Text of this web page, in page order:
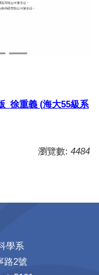
_徐重義 (海大55級系
瀏覽數: 4484
學系
路2號